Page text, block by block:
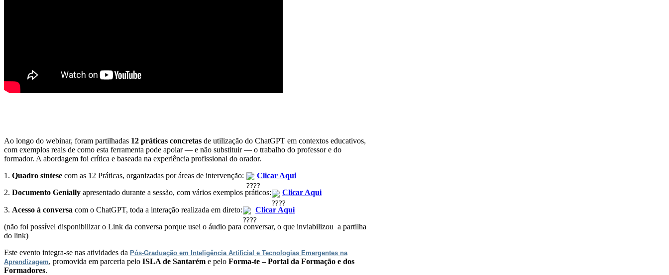
Ao longo do webinar, foram partilhadas 12 práticas concretas de utilização do ChatGPT em contextos educativos,
com exemplos reais de como esta ferramenta pode apoiar — e não substituir — o trabalho do professor e do
formador. A abordagem foi crítica e baseada na experiência profissional do orador.
1. Quadro síntese com as 12 Práticas, organizadas por áreas de intervenção: Clicar Aqui
2. Documento Genially apresentado durante a sessão, com vários exemplos práticos: Clicar Aqui
3. Acesso à conversa com o ChatGPT, toda a interação realizada em direto: Clicar Aqui
(não foi possível disponibilizar o Link da conversa porque usei o áudio para conversar, o que inviabilizou a partilha
do link)
Este evento integra-se nas atividades da Pós-Graduação em Inteligência Artificial e Tecnologias Emergentes na
Aprendizagem, promovida em parceria pelo ISLA de Santarém e pelo Forma-te – Portal da Formação e dos
Formadores.